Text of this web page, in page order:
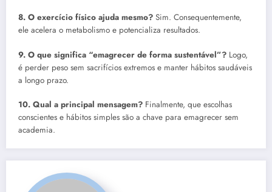
8. O exercício físico ajuda mesmo? Sim. Consequentemente,
ele acelera o metabolismo e potencializa resultados.
9. O que significa “emagrecer de forma sustentável”? Logo,
é perder peso sem sacrifícios extremos e manter hábitos saudáveis
a longo prazo.
10. Qual a principal mensagem? Finalmente, que escolhas
conscientes e hábitos simples são a chave para emagrecer sem
academia.